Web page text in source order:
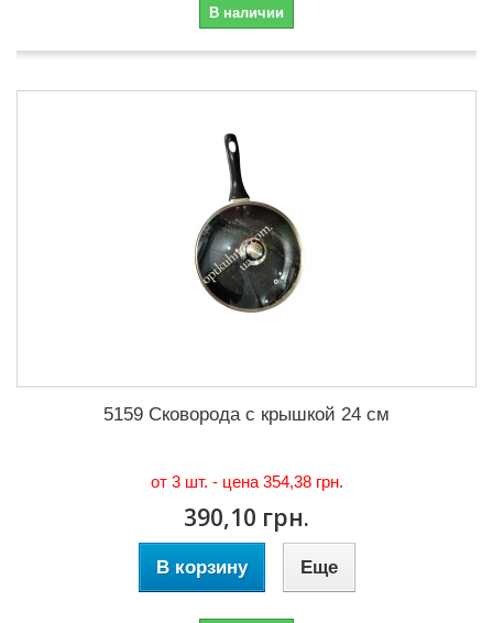
В наличии
5159 Сковорода с крышкой 24 см
от 3 шт. - цена 354,38 грн.
390,10 грн.
В корзину Еще